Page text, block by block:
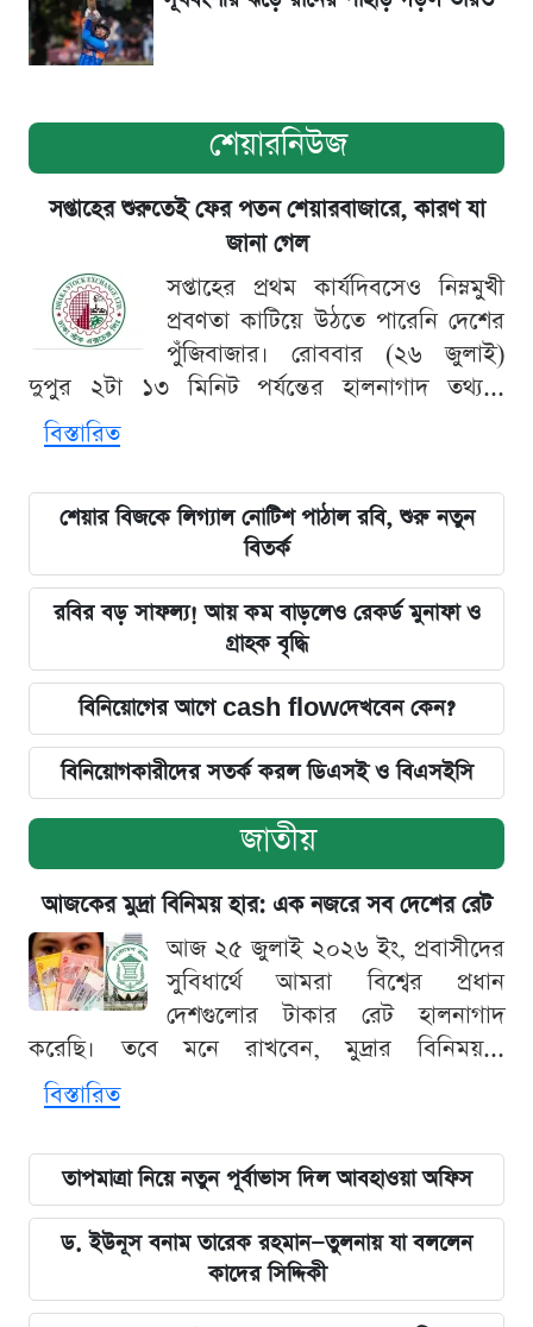
শেয়ারনিউজ
সপ্তাহের শুরুতেই ফের পতন শেয়ারবাজারে, কারণ যা
জানা গেল
সপ্তাহের প্রথম কার্যদিবসেও নিম্নমুখী
প্রবণতা কাটিয়ে উঠতে পারেনি দেশের
পুঁজিবাজার। রোববার (২৬ জুলাই)
দুপুর ২টা ১৩ মিনিট পর্যন্তের হালনাগাদ তথ্য...
বিস্তারিত
শেয়ার বিজকে লিগ্যাল নোটিশ পাঠাল রবি, শুরু নতুন
বিতর্ক
রবির বড় সাফল্য! আয় কম বাড়লেও রেকর্ড মুনাফা ও
গ্রাহক বৃদ্ধি
বিনিয়োগের আগে cash flowদেখবেন কেন?
বিনিয়োগকারীদের সতর্ক করল ডিএসই ও বিএসইসি
জাতীয়
আজকের মুদ্রা বিনিময় হার: এক নজরে সব দেশের রেট
আজ ২৫ জুলাই ২০২৬ ইং, প্রবাসীদের
সুবিধার্থে আমরা বিশ্বের প্রধান
দেশগুলোর টাকার রেট হালনাগাদ
করেছি। তবে মনে রাখবেন, মুদ্রার বিনিময়...
বিস্তারিত
তাপমাত্রা নিয়ে নতুন পূর্বাভাস দিল আবহাওয়া অফিস
ড. ইউনূস বনাম তারেক রহমান—তুলনায় যা বললেন
কাদের সিদ্দিকী